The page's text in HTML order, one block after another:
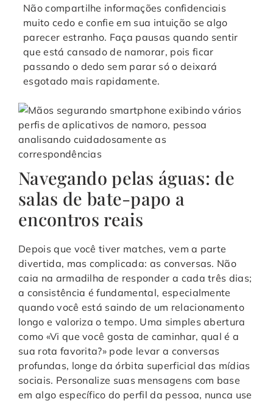
Não compartilhe informações confidenciais
muito cedo e confie em sua intuição se algo
parecer estranho. Faça pausas quando sentir
que está cansado de namorar, pois ficar
passando o dedo sem parar só o deixará
esgotado mais rapidamente.
Navegando pelas águas: de
salas de bate-papo a
encontros reais
Depois que você tiver matches, vem a parte
divertida, mas complicada: as conversas. Não
caia na armadilha de responder a cada três dias;
a consistência é fundamental, especialmente
quando você está saindo de um relacionamento
longo e valoriza o tempo. Uma simples abertura
como «Vi que você gosta de caminhar, qual é a
sua rota favorita?» pode levar a conversas
profundas, longe da órbita superficial das mídias
sociais. Personalize suas mensagens com base
em algo específico do perfil da pessoa, nunca use